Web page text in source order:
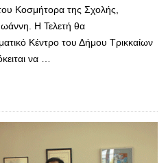
Κοσμήτορα της Σχολής,
Η Τελετή θα
Κέντρο του Δήμου Τρικκαίων
να …